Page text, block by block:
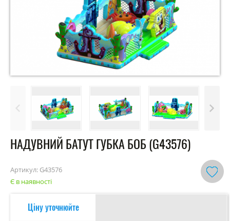
НАДУВНИЙ БАТУТ ГУБКА БОБ (G43576)
Артикул: G43576
Є в наявності
Ціну уточнюйте